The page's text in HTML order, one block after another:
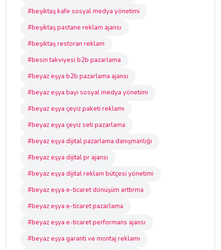
#beşiktaş kafe sosyal medya yönetimi
#beşiktaş pastane reklam ajansı
#beşiktaş restoran reklam
#besin takviyesi b2b pazarlama
#beyaz eşya b2b pazarlama ajansı
#beyaz eşya bayi sosyal medya yönetimi
#beyaz eşya çeyiz paketi reklamı
#beyaz eşya çeyiz seti pazarlama
#beyaz eşya dijital pazarlama danışmanlığı
#beyaz eşya dijital pr ajansı
#beyaz eşya dijital reklam bütçesi yönetimi
#beyaz eşya e-ticaret dönüşüm arttırma
#beyaz eşya e-ticaret pazarlama
#beyaz eşya e-ticaret performans ajansı
#beyaz eşya garanti ve montaj reklamı